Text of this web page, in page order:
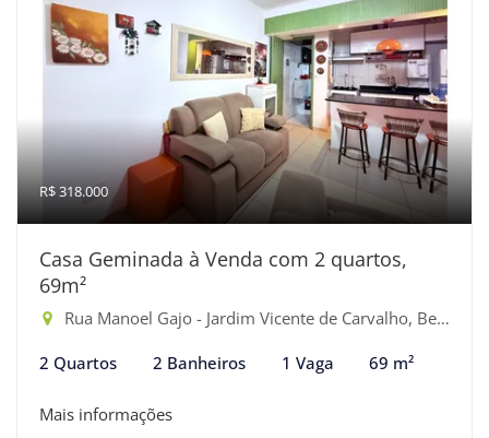
R$ 318.000
Casa Geminada à Venda com 2 quartos,
69m²
Rua Manoel Gajo - Jardim Vicente de Carvalho, Bertioga-SP
2 Quartos 2 Banheiros 1 Vaga 69 m²
Mais informações